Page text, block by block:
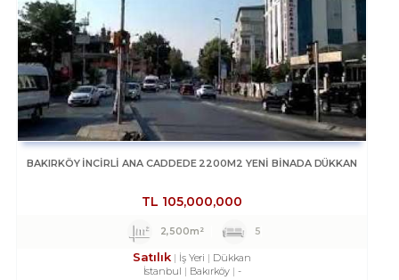
BAKIRKÖY İNCİRLİ ANA CADDEDE 2200M2 YENİ BİNADA DÜKKAN
TL 105,000,000
2,500m² 5
Satılık İş Yeri
Dükkan
İstanbul
Bakırköy -